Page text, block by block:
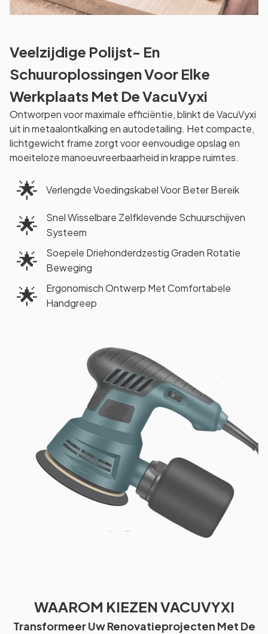
Veelzijdige Polijst- En
Schuuroplossingen Voor Elke
Werkplaats Met De VacuVyxi
Ontworpen voor maximale efficiëntie, blinkt de VacuVyxi
uit in metaalontkalking en autodetailing. Het compacte,
lichtgewicht frame zorgt voor eenvoudige opslag en
moeiteloze manoeuvreerbaarheid in krappe ruimtes.
🌟 Verlengde Voedingskabel Voor Beter Bereik
🌟
Snel Wisselbare Zelfklevende Schuurschijven
Systeem
🌟
Soepele Driehonderdzestig Graden Rotatie
Beweging
🌟
Ergonomisch Ontwerp Met Comfortabele
Handgreep
WAAROM KIEZEN VACUVYXI
Transformeer Uw Renovatieprojecten Met De